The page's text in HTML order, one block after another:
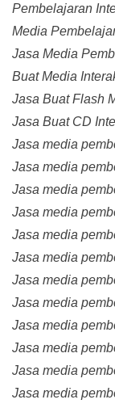
Pembelajaran
Media
Jasa Media
Buat Media
Jasa Buat Flash
Jasa Buat CD
Jasa media
Jasa media
Jasa media
Jasa media
Jasa media
Jasa media
Jasa media
Jasa media
Jasa media
Jasa media
Jasa media
Jasa media